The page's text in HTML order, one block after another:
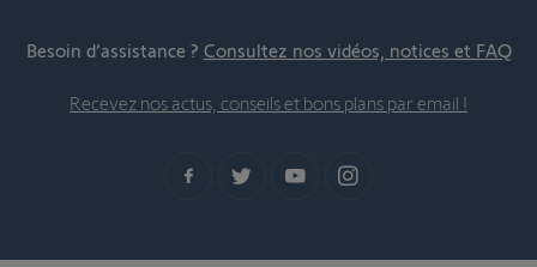
Besoin d’assistance ? Consultez nos vidéos, notices et FAQ
Recevez nos actus, conseils et bons plans par email !